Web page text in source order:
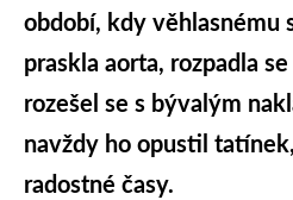
období, kdy věhlasnému
praskla aorta, rozpadla
rozešel se s bývalým
navždy ho opustil
radostné časy.